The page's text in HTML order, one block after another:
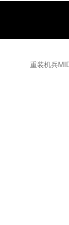
重装机兵